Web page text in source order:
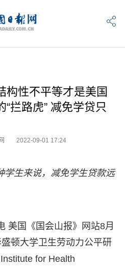
构性不平等才是美国
拦路虎” 减免学贷只
2022-09-01 17:24
学生来说，减免学生贷款远
美国《国会山报》网站8月
顿大学卫生劳动力公平研
for Health